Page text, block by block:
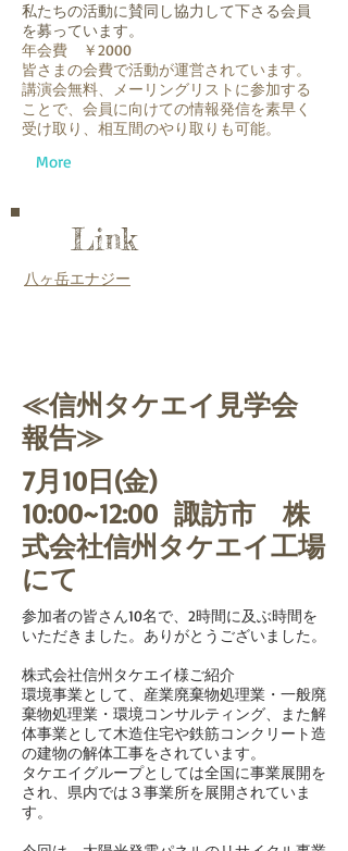
私たちの活動に賛同し協力して下さる会員
を募っています。
年会費 ￥2000
皆さまの会費で活動が運営されています。
講演会無料、
メーリングリストに参加する
ことで、会員に向けての情報発信を素早く
受け取り、相互間のやり取りも可能。
More
Link
八ヶ岳エナジー
​≪信州タケエイ見学会
報告≫
​7月10日(金)
10:00~12:00 諏訪市 株
式会社信州タケエイ工場
にて
​参加者の皆さん10名で、2時間に及ぶ時間を
いただきました。ありがとうございました。​
株式会社信州タケエイ様ご紹介
環境事業として、産業廃棄物処理業・一般廃
棄物処理業・環境コンサルティング、また解
体事業として木造住宅や鉄筋コンクリート造
の建物の解体工事をされています。
タケエイグループとしては全国に事業展開を
され、県内では３事業所を展開されていま
す。